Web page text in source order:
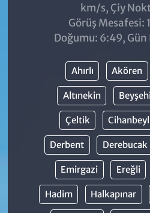
km/s, Çiy
Görüş Mesafesi:
Doğumu: 6:49, Gün
Ahırlı Akören
Altınekin
Çeltik
Derbent Derebucak
Emirgazi Ereğli
Hadim Halkapınar